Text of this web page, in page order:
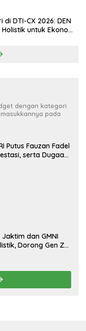
DTI-CX 2026: DEN
untuk Ekonomi
dengan kategori
pada
Putus Fauzan Fadel
serta Dugaan
dan GMNI
Dorong Gen Z